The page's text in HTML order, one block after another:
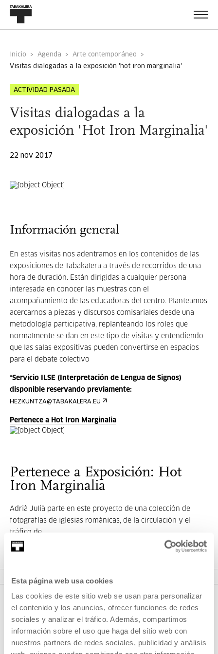
Esta página web usa cookies
Las cookies de este sitio web se usan para personalizar
el contenido y los anuncios, ofrecer funciones de redes
sociales y analizar el tráfico. Además, compartimos
información sobre el uso que haga del sitio web con
nuestros partners de redes sociales, publicidad y análisis
Inicio Agenda
Arte contemporáneo
visitas dialogadas a la exposición 'hot iron marginalia'
ACTIVIDAD PASADA
Visitas dialogadas a la
exposición 'Hot Iron Marginalia'
22 nov 2017
Información general
En estas visitas nos adentramos en los contenidos de las
exposiciones de Tabakalera a través de recorridos de una
hora de duración. Están dirigidas a cualquier persona
interesada en conocer las muestras con el
acompañamiento de las educadoras del centro. Planteamos
acercarnos a piezas y discursos comisariales desde una
metodología participativa, replanteando los roles que
normalmente se dan en este tipo de visitas y entendiendo
que las salas expositivas pueden convertirse en espacios
para el debate colectivo
*Servicio ILSE (Interpretación de Lengua de Signos)
disponible reservando previamente:
HEZKUNTZA@TABAKALERA.EU
Pertenece a Hot Iron Marginalia
Pertenece a Exposición: Hot
Iron Marginalia
Adrià Julià parte en este proyecto de una colección de
fotografías de iglesias románicas, de la circulación y el
tráfico de...